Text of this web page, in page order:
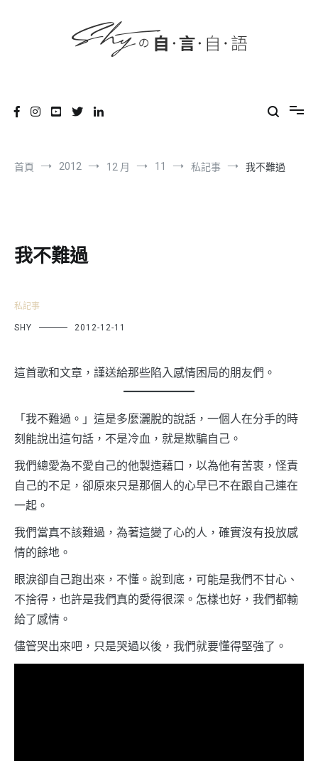
首頁 2012 12 月 11 私記事 我不難過
我不難過
私記事
SHY 2012-12-11
這首歌和文章，謹送給那些陷入感情困局的朋友們。
「我不難過。」這是多麼灑脫的說話，一個人在分手的時
刻能說出這句話，不是冷血，就是欺騙自己。
我們總愛為不愛自己的他製造藉口，以為他有苦衷，怪責
自己的不足，卻原來只是那個人的心早已不在跟自己連在
一起。
我們當真不該難過，為著這變了心的人，確實沒有投放感
情的餘地。
眼淚卻自己跑出來，不懂。說到底，可能是我們不甘心、
不捨得，也許是我們真的愛得很深。怎樣也好，我們都輸
給了感情。
儘管哭出來吧，只是哭過以後，我們就要懂得堅強了。